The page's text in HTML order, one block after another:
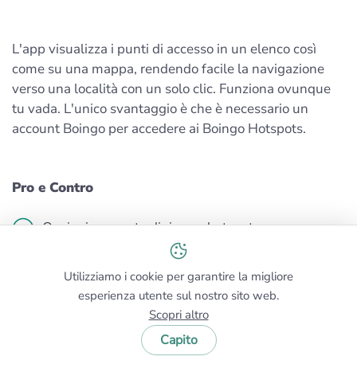
L'app visualizza i punti di accesso in un elenco così
come su una mappa, rendendo facile la navigazione
verso una località con un solo clic. Funziona ovunque
tu vada. L'unico svantaggio è che è necessario un
account Boingo per accedere ai Boingo Hotspots.
Pro e Contro
Opzioni avanzate di ricerca hotspot
Sviluppato attivamente
È richiesto un account Boingo
Utilizziamo i cookie per garantire la migliore
esperienza utente sul nostro sito web.
Scopri altro
Capito